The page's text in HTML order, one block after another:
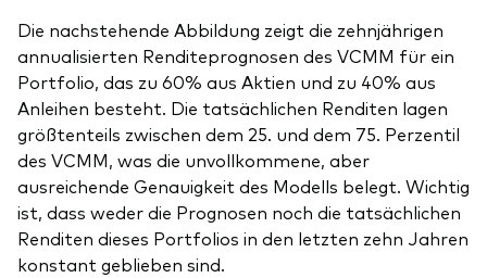
Die nachstehende Abbildung zeigt die zehnjährigen
annualisierten Renditeprognosen des VCMM für ein
Portfolio, das zu 60% aus Aktien und zu 40% aus
Anleihen besteht. Die tatsächlichen Renditen lagen
größtenteils zwischen dem 25. und dem 75. Perzentil
des VCMM, was die unvollkommene, aber
ausreichende Genauigkeit des Modells belegt. Wichtig
ist, dass weder die Prognosen noch die tatsächlichen
Renditen dieses Portfolios in den letzten zehn Jahren
konstant geblieben sind.